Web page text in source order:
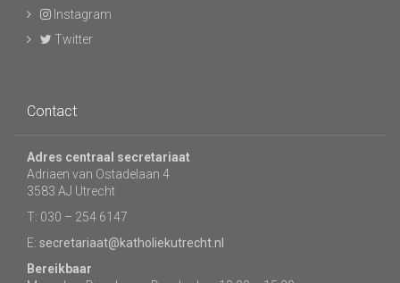
Instagram
Twitter
Contact
Adres centraal secretariaat
Adriaen van Ostadelaan 4
3583 AJ Utrecht
T: 030 – 254 6147
E: secretariaat@katholiekutrecht.nl
Bereikbaar